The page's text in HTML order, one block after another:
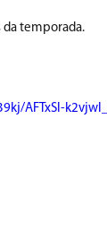
temporada.
AFTxSl-